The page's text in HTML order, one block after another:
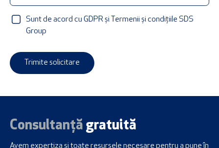
Sunt de acord cu GDPR și Termenii și condițiile SDS
Group
Trimite solicitare
Consultanță gratuită
Avem expertiza și toate resursele necesare pentru a pune în